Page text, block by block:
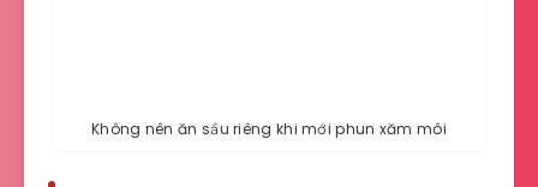
Không nên ăn sầu riêng khi mới phun xăm môi